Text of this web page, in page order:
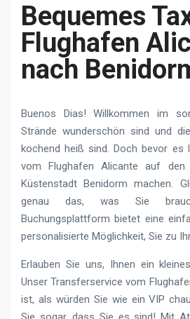
Bequemes
Flughafen
nach
Buenos Dias! Willkommen im
Strände wunderschön sind und
kochend heiß sind. Doch bevor es
vom Flughafen Alicante auf den
Küstenstadt Benidorm machen.
genau das, was Sie
Buchungsplattform bietet eine
personalisierte Möglichkeit, Sie zu
Erlauben Sie uns, Ihnen ein
Unser Transferservice vom
ist, als würden Sie wie ein VIP